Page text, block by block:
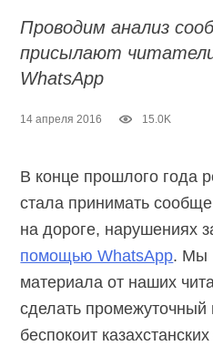
Проводим анализ
присылают
WhatsApp
14 апреля 2016 15.0K
В конце прошлого года
стала принимать
на дороге, нарушениях
помощью WhatsApp. Мы
материала от наших
сделать
беспокоит